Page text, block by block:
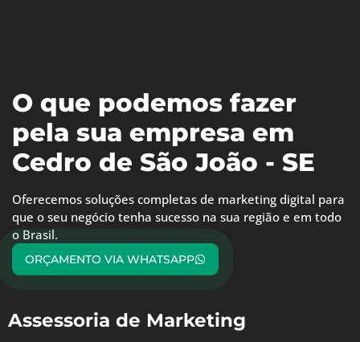
O que podemos fazer
pela sua empresa em
Cedro de São João - SE
Oferecemos soluções completas de marketing digital para
que o seu negócio tenha sucesso na sua região e em todo
o Brasil.
ORÇAMENTO VIA WHATSAPP
Assessoria de Marketing